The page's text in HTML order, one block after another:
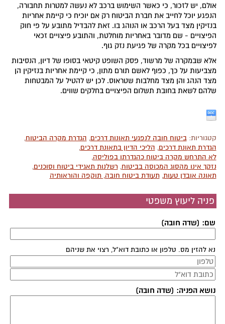
אולם, יש לזכור, כי כאשר השימוש ברכב לא נעשה למטרות תחבורה,
הנפגע יוכל לחייב את חברת הביטוח רק אם יוכיח כי קיימת אחריות
בנזיקין מצד בעל הרכב או הנוהג בו. זאת להבדיל מתובע על פי חוק
הפיצויים - שם מדובר באחריות מוחלטת, והתובע פיצויים זכאי
לפיצויים בכל מקרה של פגיעת נזק גוף.
אלא שבמקרה של מרשוד, פסק השופט קיטאי בסופו של דיון, הנסיבות
מצביעות על כך, כפוף לאשם תורם מתון, כי קיימת אחריות בנזיקין הן
מצד הנהג והן מצד מחלבות שטראוס. לכן יש להטיל על המבטחות
שלהם לשאת בחובת תשלום הפיצויים בחלקים שווים.
קטגוריות:ביטוח חובה לנפגעי תאונות דרכים, הגדרת מקרה הביטוח,
הגדרת תאונת דרכים, הליכי הדיון בתאונת דרכים,
לא התרחש מקרה ביטוח כהגדרתו בפוליסה,
נזקך אינו מהסוג המכוסה בביטוח,רשלנות תאגידי ביטוח וסוכנים,
תאונה אובדן טעות,תעודת ביטוח חובה, תוקפה והוראותיה
פניה ליעוץ משפטי
שם: (שדה חובה)
נא להזין מס. טלפון או כתובת דוא"ל, רצוי את שניהם
נושא הפניה: (שדה חובה)